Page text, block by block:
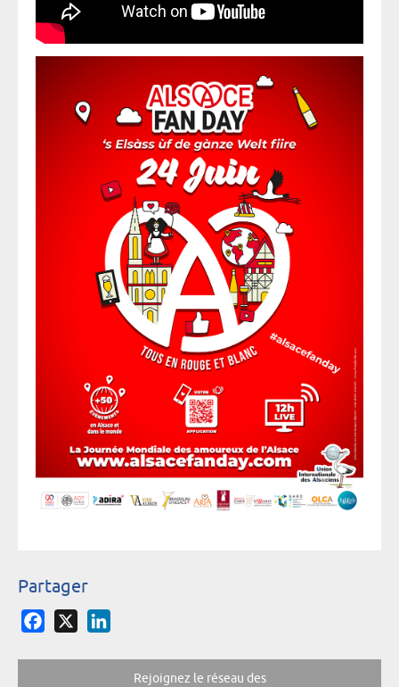
Partager
Facebook
Rejoignez le réseau des